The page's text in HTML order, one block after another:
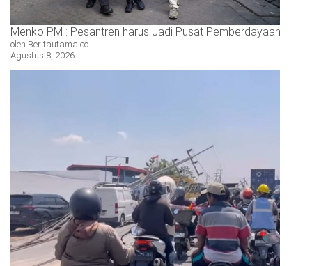
Menko PM : Pesantren harus Jadi Pusat Pemberdayaan
oleh Beritautama.co
Agustus 8, 2026